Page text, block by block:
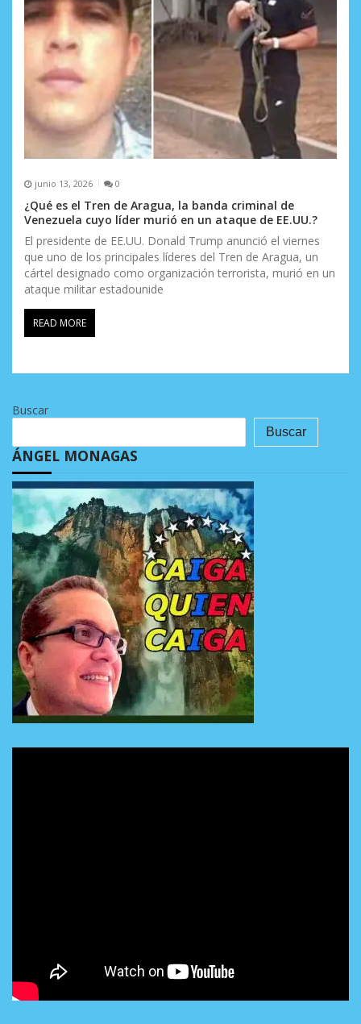
junio 13, 2026 0
¿Qué es el Tren de Aragua, la banda criminal de
Venezuela cuyo líder murió en un ataque de EE.UU.?
El presidente de EE.UU. Donald Trump anunció el viernes
que uno de los principales líderes del Tren de Aragua, un
cártel designado como organización terrorista, murió en un
ataque militar estadounide
READ MORE
Buscar
Buscar
ÁNGEL MONAGAS